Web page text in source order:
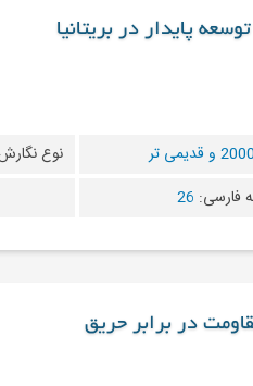
پایدار در بریتانیا
2000 و قدیمی تر نوع
فارسی: 26
در برابر حریق